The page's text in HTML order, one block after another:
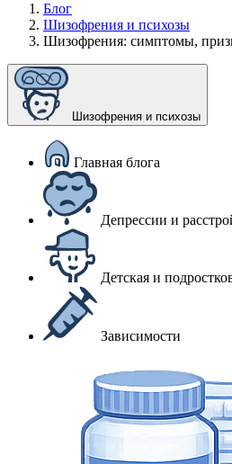
Блог
Шизофрения и психозы
Шизофрения: симптомы,
Шизофрения и психозы
Главная блога
Депрессии и
Детская и
Зависимости